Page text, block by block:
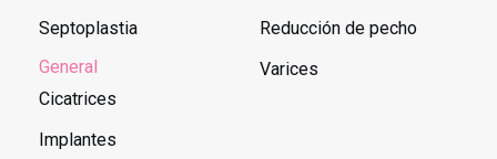
Septoplastia
General
Cicatrices
Implantes
Reducción de pecho
Varices